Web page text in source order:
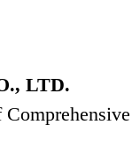
LTD.